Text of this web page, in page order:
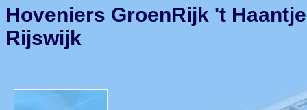
Hoveniers GroenRijk 't
Rijswijk